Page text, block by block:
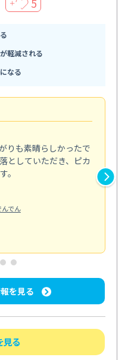
＋ 5
軽減される
なる
りも素晴らしかったで
としていただき、ピカ
。
でん
を見る
見る